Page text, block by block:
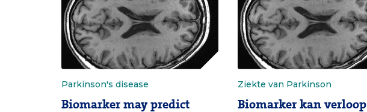
Parkinson's disease
Biomarker may predict
Ziekte van Parkinson
Biomarker kan verloop